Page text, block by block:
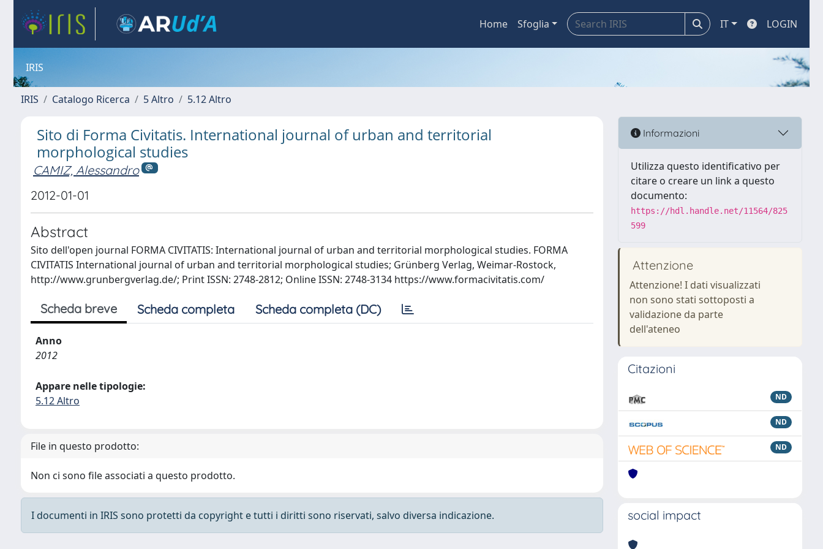
Home Sfoglia IT LOGIN
IRIS
IRIS Catalogo Ricerca 5 Altro 5.12 Altro
Sito di Forma Civitatis. International journal of urban and territorial
morphological studies
CAMIZ, Alessandro
2012-01-01
Abstract
Sito dell'open journal FORMA CIVITATIS: International journal of urban and territorial morphological studies. FORMA
CIVITATIS International journal of urban and territorial morphological studies; Grünberg Verlag, Weimar-Rostock,
http://www.grunbergverlag.de/; Print ISSN: 2748-2812; Online ISSN: 2748-3134 https://www.formacivitatis.com/
Scheda breve Scheda completa Scheda completa (DC)
Anno
2012
Appare nelle tipologie:
5.12 Altro
File in questo prodotto:
Non ci sono file associati a questo prodotto.
I documenti in IRIS sono protetti da copyright e tutti i diritti sono riservati, salvo diversa indicazione.
Informazioni
Utilizza questo identificativo per
citare o creare un link a questo
documento:
https://hdl.handle.net/11564/825
599
Attenzione
Attenzione! I dati visualizzati
non sono stati sottoposti a
validazione da parte
dell'ateneo
Citazioni
ND
ND
ND
social impact